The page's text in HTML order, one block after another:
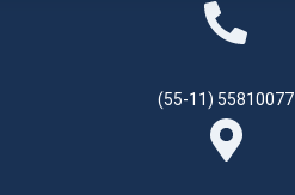
(55-11) 55810077